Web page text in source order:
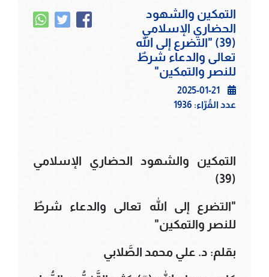
التمكين والشهود
الحضاري الإسلامي
(39) "التضرع إلى الله
تعالى والدعاء شرطٌ
للنصر والتمكين"
2025-01-21
عدد القُرّاء: 1936
التمكين والشهود الحضاري الإسلامي
(39)
"التضرع إلى الله تعالى والدعاء شرطٌ
للنصر والتمكين"
بقلم: د. علي محمد الصَّلابي